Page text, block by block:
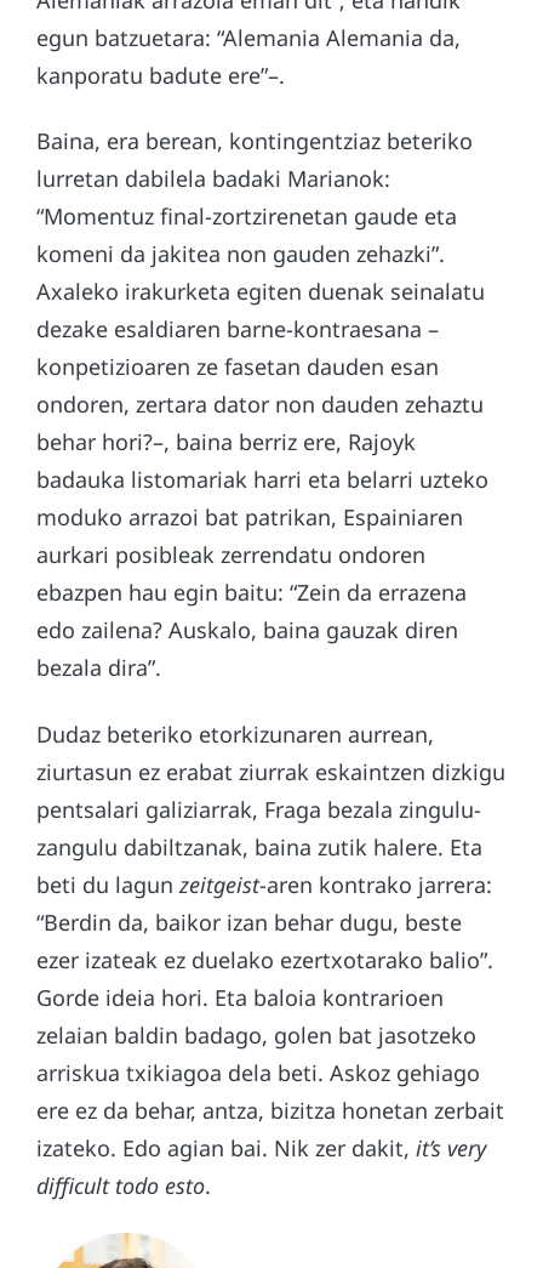
egun batzuetara: “Alemania Alemania da,
kanporatu badute ere”–.
Baina, era berean, kontingentziaz beteriko
lurretan dabilela badaki Marianok:
“Momentuz final-zortzirenetan gaude eta
komeni da jakitea non gauden zehazki”.
Axaleko irakurketa egiten duenak seinalatu
dezake esaldiaren barne-kontraesana –
konpetizioaren ze fasetan dauden esan
ondoren, zertara dator non dauden zehaztu
behar hori?–, baina berriz ere, Rajoyk
badauka listomariak harri eta belarri uzteko
moduko arrazoi bat patrikan, Espainiaren
aurkari posibleak zerrendatu ondoren
ebazpen hau egin baitu: “Zein da errazena
edo zailena? Auskalo, baina gauzak diren
bezala dira”.
Dudaz beteriko etorkizunaren aurrean,
ziurtasun ez erabat ziurrak eskaintzen dizkigu
pentsalari galiziarrak, Fraga bezala zingulu-
zangulu dabiltzanak, baina zutik halere. Eta
beti du lagun zeitgeist-aren kontrako jarrera:
“Berdin da, baikor izan behar dugu, beste
ezer izateak ez duelako ezertxotarako balio”.
Gorde ideia hori. Eta baloia kontrarioen
zelaian baldin badago, golen bat jasotzeko
arriskua txikiagoa dela beti. Askoz gehiago
ere ez da behar, antza, bizitza honetan zerbait
izateko. Edo agian bai. Nik zer dakit, it’s very
difficult todo esto.